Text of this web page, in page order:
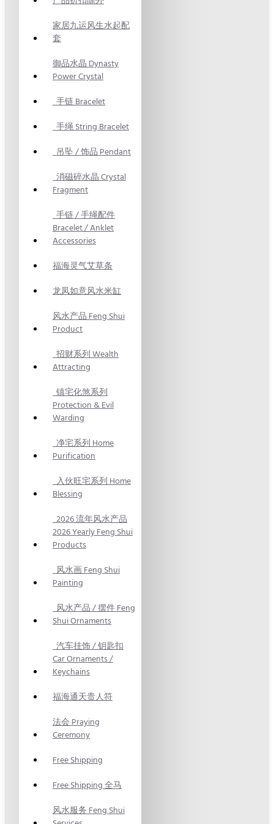
家居九运风生水起配
套
御品水晶 Dynasty
Power Crystal
手链 Bracelet
手绳 String Bracelet
吊坠 / 饰品 Pendant
消磁碎水晶 Crystal
Fragment
手链 / 手绳配件
Bracelet / Anklet
Accessories
福海灵气艾草条
龙凤如意风水米缸
风水产品 Feng Shui
Product
招财系列 Wealth
Attracting
镇宅化煞系列
Protection & Evil
Warding
净宅系列 Home
Purification
入伙旺宅系列 Home
Blessing
2026 流年风水产品
2026 Yearly Feng Shui
Products
风水画 Feng Shui
Painting
风水产品 / 摆件 Feng
Shui Ornaments
汽车挂饰 / 钥匙扣
Car Ornaments /
Keychains
福海通天贵人符
法会 Praying
Ceremony
Free Shipping
Free Shipping 全马
风水服务 Feng Shui